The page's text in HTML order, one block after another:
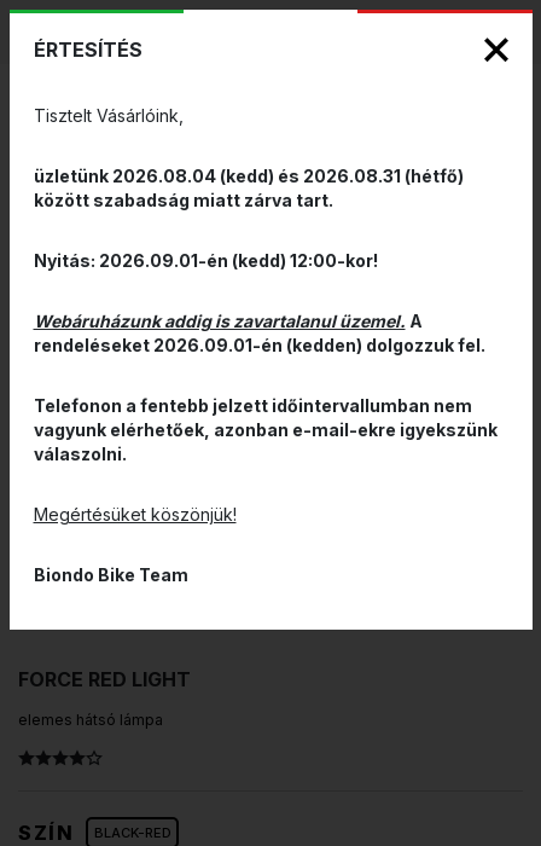
HUN
FORCE RED LIGHT
elemes hátsó lámpa
SZÍN BLACK-RED
ÉRTESÍTÉS
Tisztelt Vásárlóink,
üzletünk 2026.08.04 (kedd) és 2026.08.31 (hétfő)
között szabadság miatt zárva tart.
Nyitás: 2026.09.01-én (kedd) 12:00-kor!
Webáruházunk addig is zavartalanul üzemel. A
rendeléseket 2026.09.01-én (kedden) dolgozzuk fel.
Telefonon a fentebb jelzett időintervallumban nem
vagyunk elérhetőek, azonban e-mail-ekre igyekszünk
válaszolni.
Megértésüket köszönjük!
Biondo Bike Team